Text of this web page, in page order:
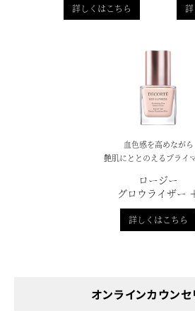
詳しくはこちら
血色感を高めながら
艶肌にととのえるプライマ
ロージー
グロウライザー
詳しくはこちら
オンラインカウン